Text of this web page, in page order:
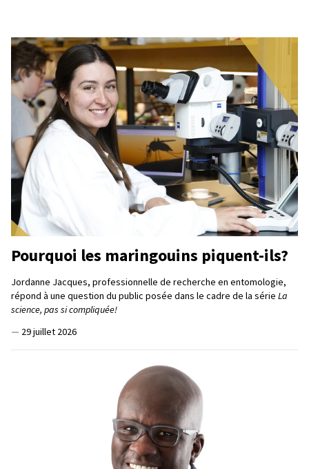
Pourquoi les maringouins piquent-ils?
Jordanne Jacques, professionnelle de recherche en entomologie,
répond à une question du public posée dans le cadre de la série La
science, pas si compliquée!
— 29 juillet 2026